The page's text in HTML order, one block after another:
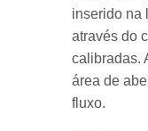
inserido na
através do
calibradas.
área de
fluxo.